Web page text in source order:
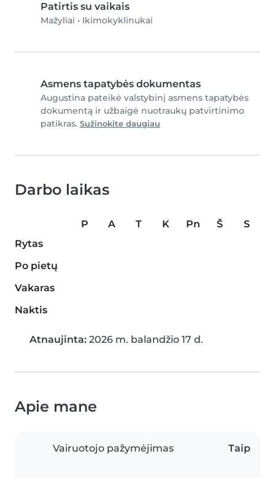
Patirtis su vaikais
Mažyliai • Ikimokyklinukai
Asmens tapatybės dokumentas
Augustina pateikė valstybinį asmens tapatybės
dokumentą ir užbaigė nuotraukų patvirtinimo
patikras. Sužinokite daugiau
Darbo laikas
P A T K Pn Š
S
Rytas
Po pietų
Vakaras
Naktis
Atnaujinta: 2026 m. balandžio 17 d.
Apie mane
Vairuotojo pažymėjimas Taip